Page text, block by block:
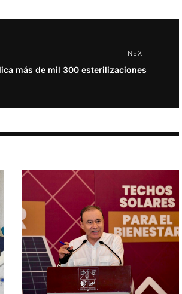
NEXT
más de mil 300 esterilizaciones